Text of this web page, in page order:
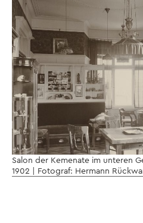
Salon der Kemenate im unteren
1902 | Fotograf: Hermann